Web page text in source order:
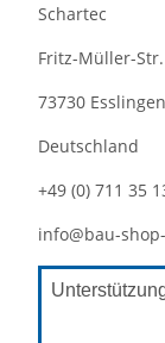
Schartec
Fritz-Müller-
73730 Esslingen
Deutschland
+49 (0) 711 35
info@bau-